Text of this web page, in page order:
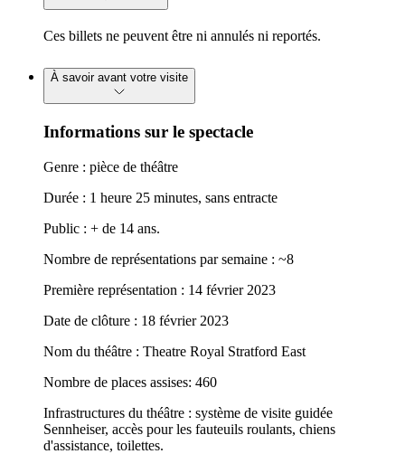
Ces billets ne peuvent être ni annulés ni reportés.
À savoir avant votre visite
Informations sur le spectacle
Genre : pièce de théâtre
Durée : 1 heure 25 minutes, sans entracte
Public : + de 14 ans.
Nombre de représentations par semaine : ~8
Première représentation : 14 février 2023
Date de clôture : 18 février 2023
Nom du théâtre : Theatre Royal Stratford East
Nombre de places assises: 460
Infrastructures du théâtre : système de visite guidée
Sennheiser, accès pour les fauteuils roulants, chiens
d'assistance, toilettes.